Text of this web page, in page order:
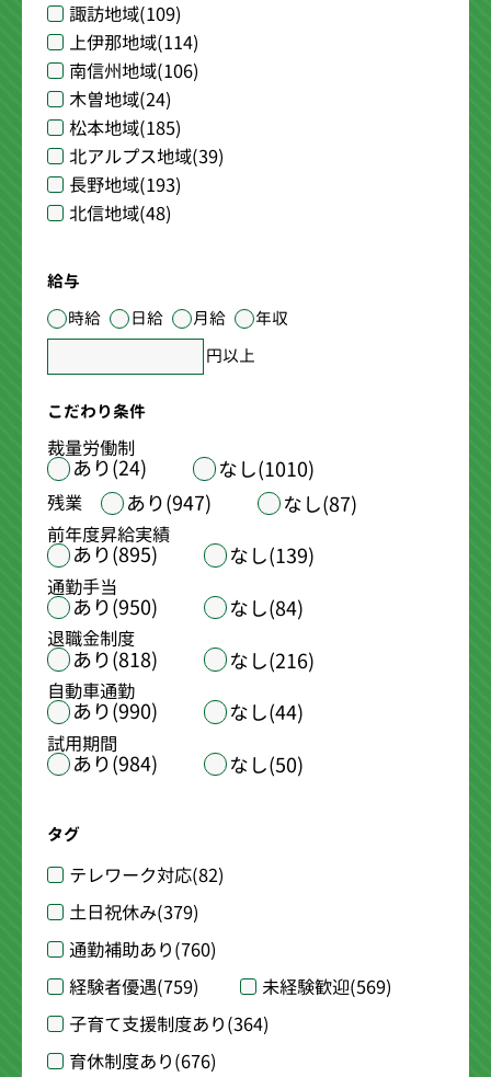
諏訪地域(109)
上伊那地域(114)
南信州地域(106)
木曽地域(24)
松本地域(185)
北アルプス地域(39)
長野地域(193)
北信地域(48)
給与
時給
日給 月給
年収
円以上
こだわり条件
裁量労働制
あり(24) なし(1010)
残業 あり(947) なし(87)
前年度昇給実績
あり(895) なし(139)
通勤手当
あり(950) なし(84)
退職金制度
あり(818) なし(216)
自動車通勤
あり(990) なし(44)
試用期間
あり(984) なし(50)
タグ
テレワーク対応(82)
土日祝休み(379)
通勤補助あり(760)
経験者優遇(759) 未経験歓迎(569)
子育て支援制度あり(364)
育休制度あり(676)